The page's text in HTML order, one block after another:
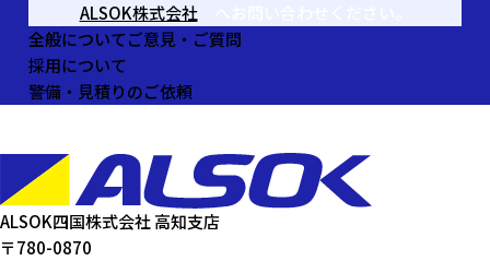
ALSOK株式会社
全般についてご意見・ご質問
採用について
警備・見積りのご依頼
ALSOK四国株式会社 高知支店
〒780-0870